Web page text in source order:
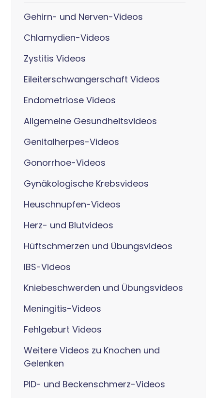
Gehirn- und Nerven-Videos
Chlamydien-Videos
Zystitis Videos
Eileiterschwangerschaft Videos
Endometriose Videos
Allgemeine Gesundheitsvideos
Genitalherpes-Videos
Gonorrhoe-Videos
Gynäkologische Krebsvideos
Heuschnupfen-Videos
Herz- und Blutvideos
Hüftschmerzen und Übungsvideos
IBS-Videos
Kniebeschwerden und Übungsvideos
Meningitis-Videos
Fehlgeburt Videos
Weitere Videos zu Knochen und
Gelenken
PID- und Beckenschmerz-Videos